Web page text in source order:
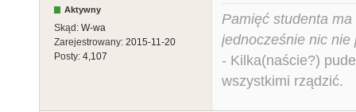
Aktywny
Skąd: W-wa
Zarejestrowany: 2015-11-20
Posty: 4,107
Pamięć studenta
jednocześnie nic nie
- Kilka(naście?)
wszystkimi rządzić.